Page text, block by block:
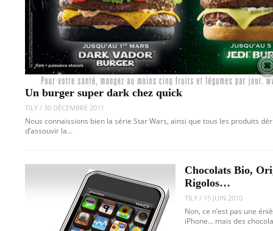
Un burger super dark chez quick
TILY / 30 DÉCEMBRE 2011
Nous connaissions bien la série Star Wars, ainsi que tous les produits
d’assouvir la…
Chocolats Bio,
Rigolos…
TILY / 15 JUIN 2010
Non, ce n’est pas une
iPhone… mais des